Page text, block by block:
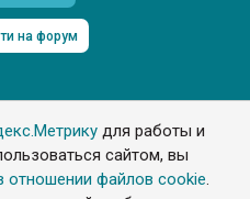
для работы и
сайтом, вы
отношении файлов cookie.
на форум
Все права защищены
сайта с обязательной
plastic.ru